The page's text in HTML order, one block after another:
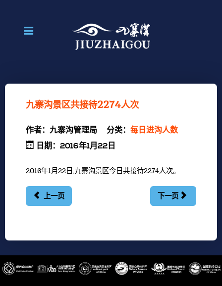
九寨沟景区共接待2274人次
作者： 九寨沟管理局 分类： 每日进沟人数
日期：2016年1月22日
2016年1月22日,九寨沟景区今日共接待2274人次。
上一页 下一页